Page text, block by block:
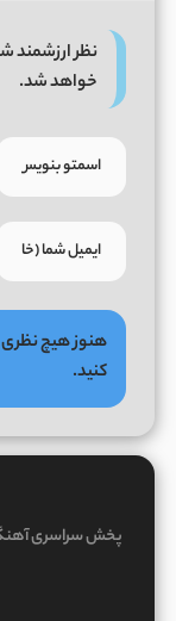
نظر ارزشمند
خواهد شد.
هنوز هیچ نظری
کنید.
پخش سراسری